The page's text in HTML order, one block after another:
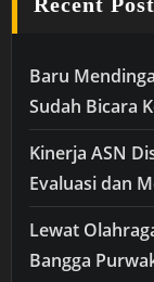
Baru
Sudah Bicara
Kinerja ASN
Evaluasi dan
Lewat
Bangga